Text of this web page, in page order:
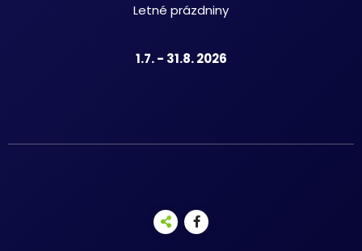
Letné prázdniny
1.7. - 31.8. 2026